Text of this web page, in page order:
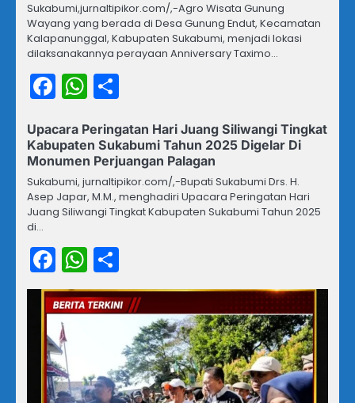
Sukabumi,jurnaltipikor.com/,-Agro Wisata Gunung
Wayang yang berada di Desa Gunung Endut, Kecamatan
Kalapanunggal, Kabupaten Sukabumi, menjadi lokasi
dilaksanakannya perayaan Anniversary Taximo…
Facebook
WhatsApp
Upacara Peringatan Hari Juang Siliwangi Tingkat
Kabupaten Sukabumi Tahun 2025 Digelar Di
Monumen Perjuangan Palagan
Sukabumi, jurnaltipikor.com/,-Bupati Sukabumi Drs. H.
Asep Japar, M.M., menghadiri Upacara Peringatan Hari
Juang Siliwangi Tingkat Kabupaten Sukabumi Tahun 2025
di…
Facebook
WhatsApp